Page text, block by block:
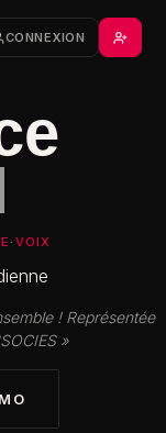
CONNEXION
· VOIX
! Représentée
»